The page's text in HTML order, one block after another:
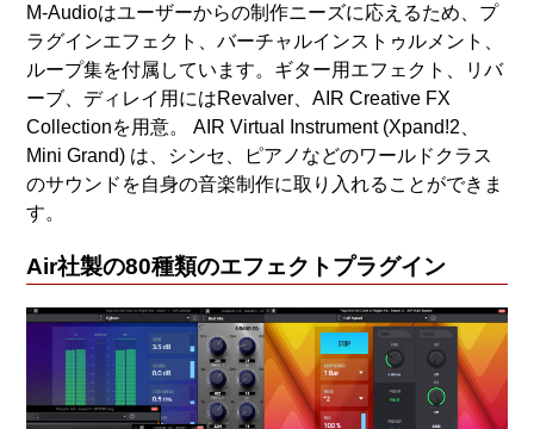
M-Audioはユーザーからの制作ニーズに応えるため、プ
ラグインエフェクト、バーチャルインストゥルメント、
ループ集を付属しています。ギター用エフェクト、リバ
ーブ、ディレイ用にはRevalver、AIR Creative FX
Collectionを用意。 AIR Virtual Instrument (Xpand!2、
Mini Grand) は、シンセ、ピアノなどのワールドクラス
のサウンドを自身の音楽制作に取り入れることができま
す。
Air社製の80種類のエフェクトプラグイン